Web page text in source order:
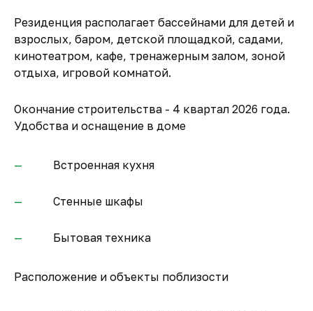
Резиденция располагает бассейнами для детей и
взрослых, баром, детской площадкой, садами,
кинотеатром, кафе, тренажерным залом, зоной
отдыха, игровой комнатой.
Окончание строительства - 4 квартал 2026 года.
Удобства и оснащение в доме
Встроенная кухня
Стенные шкафы
Бытовая техника
Расположение и объекты поблизости